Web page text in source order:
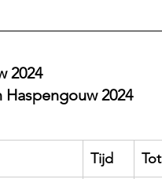
2024
Haspengouw 2024
Tijd